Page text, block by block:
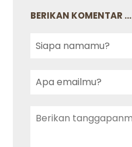
BERIKAN KOMENTAR ...